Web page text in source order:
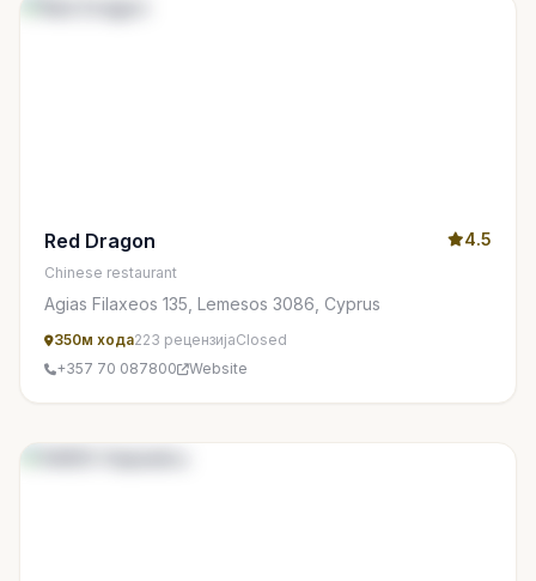
Red Dragon 4.5
Chinese restaurant
Agias Filaxeos 135, Lemesos 3086, Cyprus
350м хода223 рецензијаClosed
+357 70 087800
Website